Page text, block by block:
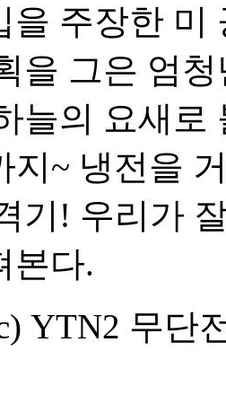
을 주장한 미
을 그은 엄
늘의 요새로
지~ 냉전을
기! 우리가
본다.
YTN2 무단